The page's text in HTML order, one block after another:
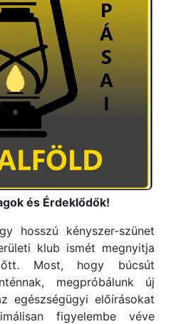
és Érdeklődők!
hosszú kényszer-szünet
klub ismét megnyitja
Most, hogy búcsút
megpróbálunk új
egészségügyi előírásokat
figyelembe véve